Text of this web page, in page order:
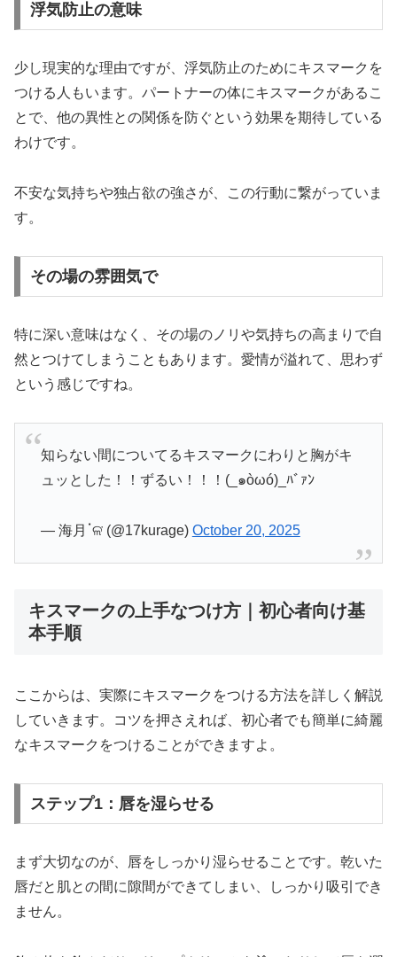
浮気防止の意味
少し現実的な理由ですが、浮気防止のためにキスマークを
つける人もいます。パートナーの体にキスマークがあるこ
とで、他の異性との関係を防ぐという効果を期待している
わけです。
不安な気持ちや独占欲の強さが、この行動に繋がっていま
す。
その場の雰囲気で
特に深い意味はなく、その場のノリや気持ちの高まりで自
然とつけてしまうこともあります。愛情が溢れて、思わず
という感じですね。
知らない間についてるキスマークにわりと胸がキ
ュッとした！！ずるい！！！(_๑òωó)_ﾊﾞｧﾝ
— 海月⁣ॱଳ͘ (@17kurage) October 20, 2025
キスマークの上手なつけ方｜初心者向け基
本手順
ここからは、実際にキスマークをつける方法を詳しく解説
していきます。コツを押さえれば、初心者でも簡単に綺麗
なキスマークをつけることができますよ。
ステップ1：唇を湿らせる
まず大切なのが、唇をしっかり湿らせることです。乾いた
唇だと肌との間に隙間ができてしまい、しっかり吸引でき
ません。